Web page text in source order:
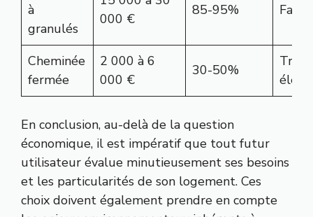
à
granulés
000 €
85-95%
Cheminée
fermée
2 000 à 6
000 €
30-50%
Très
En conclusion, au-delà de la question
économique, il est impératif que tout futur
utilisateur évalue minutieusement ses besoins
et les particularités de son logement. Ces
choix doivent également prendre en compte